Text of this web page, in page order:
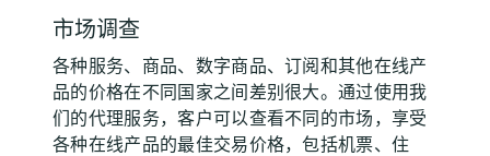
市场调查
各种服务、商品、数字商品、订阅和其他在线产
品的价格在不同国家之间差别很大。通过使用我
们的代理服务，客户可以查看不同的市场，享受
各种在线产品的最佳交易价格，包括机票、住